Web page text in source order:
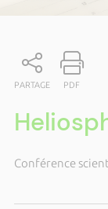
PARTAGE PDF
Conférence